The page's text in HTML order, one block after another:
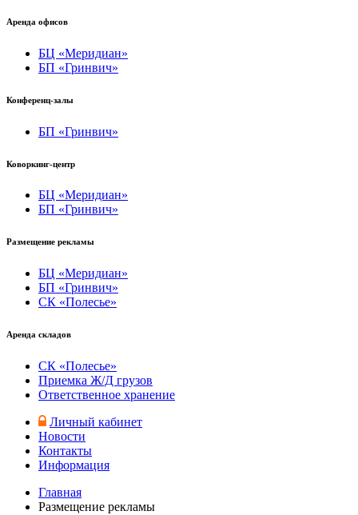
Аренда офисов
БЦ «Меридиан»
БП «Гринвич»
Конференц-залы
БП «Гринвич»
Коворкинг-центр
БЦ «Меридиан»
БП «Гринвич»
Размещение рекламы
БЦ «Меридиан»
БП «Гринвич»
СК «Полесье»
Аренда складов
СК «Полесье»
Приемка Ж/Д грузов
Ответственное хранение
Личный кабинет
Новости
Контакты
Информация
Главная
Размещение рекламы